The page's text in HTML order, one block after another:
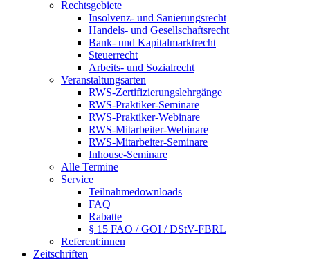
Rechtsgebiete
Insolvenz- und Sanierungsrecht
Handels- und Gesellschaftsrecht
Bank- und Kapitalmarktrecht
Steuerrecht
Arbeits- und Sozialrecht
Veranstaltungsarten
RWS-Zertifizierungslehrgänge
RWS-Praktiker-Seminare
RWS-Praktiker-Webinare
RWS-Mitarbeiter-Webinare
RWS-Mitarbeiter-Seminare
Inhouse-Seminare
Alle Termine
Service
Teilnahmedownloads
FAQ
Rabatte
§ 15 FAO / GOI / DStV-FBRL
Referent:innen
Zeitschriften